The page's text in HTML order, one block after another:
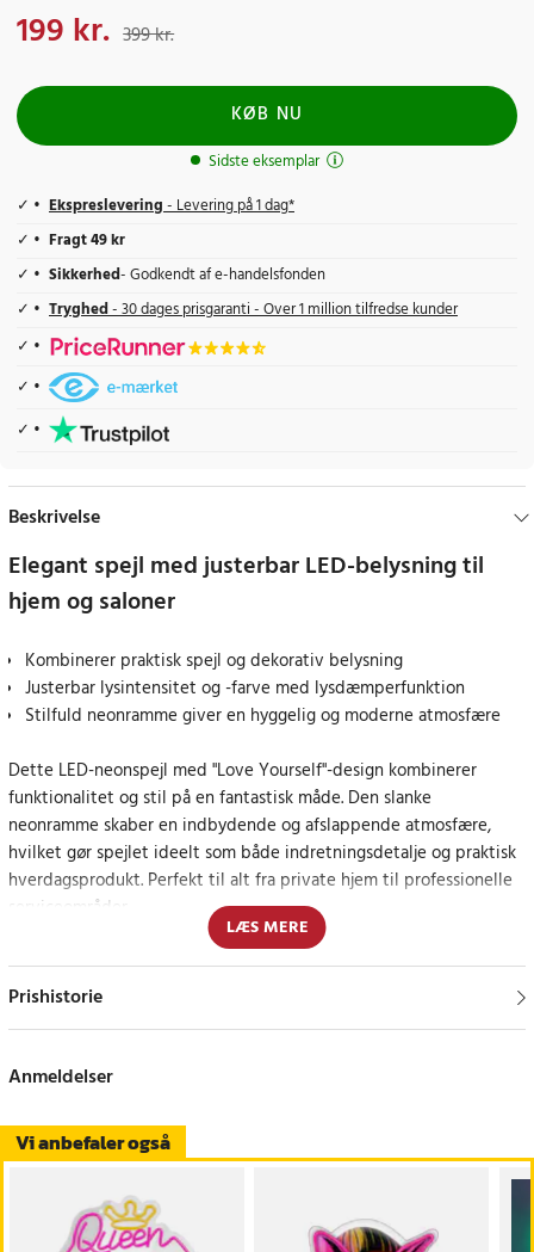
Nuværende pris
199 kr. 399 kr.
KØB NU
Sidste eksemplar
Ekspreslevering- Levering på 1 dag*
Fragt 49 kr
Sikkerhed- Godkendt af e-handelsfonden
Tryghed- 30 dages prisgaranti - Over 1 million tilfredse kunder
Beskrivelse
Elegant spejl med justerbar LED-belysning til
hjem og saloner
Kombinerer praktisk spejl og dekorativ belysning
Justerbar lysintensitet og -farve med lysdæmperfunktion
Stilfuld neonramme giver en hyggelig og moderne atmosfære
Dette LED-neonspejl med "Love Yourself"-design kombinerer
funktionalitet og stil på en fantastisk måde. Den slanke
neonramme skaber en indbydende og afslappende atmosfære,
hvilket gør spejlet ideelt som både indretningsdetalje og praktisk
hverdagsprodukt. Perfekt til alt fra private hjem til professionelle
serviceområder.
Med den indbyggede lysdæmperfunktion kan du nemt justere
lysintensiteten og farvetonen for at skabe præcis den atmosfære,
mikrofiberklud til skånsom rengøring uden risiko for ridser.
Spejlet er et alsidigt indretningselement, der fungerer lige godt i
LÆS MERE
Prishistorie
Vi anbefaler også
Anmeldelser